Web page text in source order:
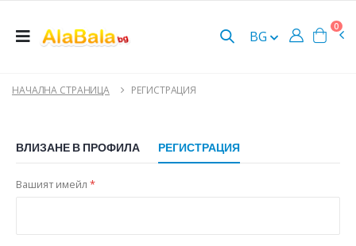
BG
0
НАЧАЛНА СТРАНИЦА РЕГИСТРАЦИЯ
ВЛИЗАНЕ В ПРОФИЛА РЕГИСТРАЦИЯ
Вашият имейл *